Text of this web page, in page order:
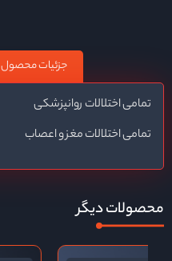
جزئیات محصول
تمامی اختلالات روانپزشکی
تمامی اختلالات مغز و اعصاب
محصولات دیگر